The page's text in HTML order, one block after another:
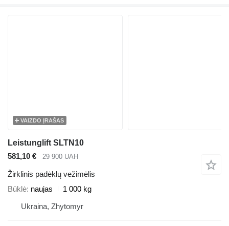
VAIZDO ĮRAŠAS
Leistunglift SLTN10
581,10 €
29 900 UAH
Žirklinis padėklų vežimėlis
Būklė naujas
1 000 kg
Ukraina, Zhytomyr